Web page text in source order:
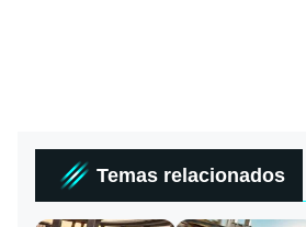
Temas relacionados